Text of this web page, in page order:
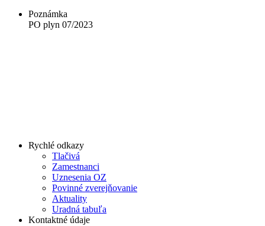
Poznámka
PO plyn 07/2023
Rychlé odkazy
Tlačivá
Zamestnanci
Uznesenia OZ
Povinné zverejňovanie
Aktuality
Uradná tabuľa
Kontaktné údaje